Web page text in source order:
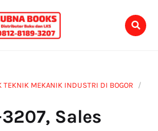
TEKNIK MEKANIK INDUSTRI DI BOGOR
Sales